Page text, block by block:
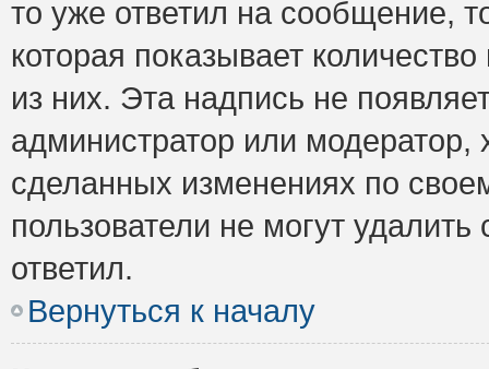
то уже ответил на сообщение,
которая показывает
из них. Эта надпись не
администратор или модератор,
сделанных изменениях по
пользователи не могут
ответил.
Вернуться к началу